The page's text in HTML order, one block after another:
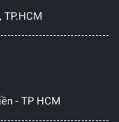
TP.HCM
- TP HCM